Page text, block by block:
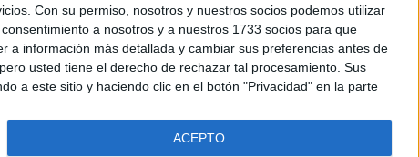
Con su permiso, nosotros y nuestros socios podemos utilizar
a nosotros y a nuestros 1733 socios para que
a información más detallada y cambiar sus preferencias antes de
usted tiene el derecho de rechazar tal procesamiento. Sus
a este sitio y haciendo clic en el botón "Privacidad" en la parte
ACEPTO
+34 91 593 2767